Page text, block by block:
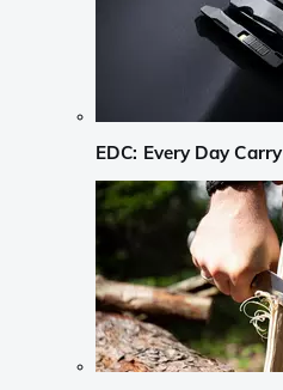
EDC: Every Day Carry